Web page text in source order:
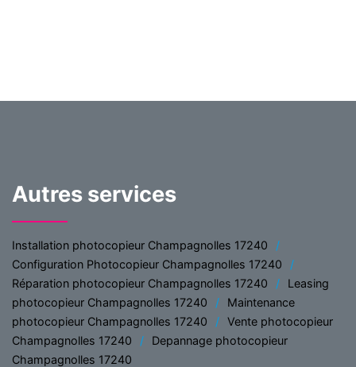
Autres services
Installation photocopieur Champagnolles 17240
Configuration Photocopieur Champagnolles 17240
Réparation photocopieur Champagnolles 17240
Leasing
photocopieur Champagnolles 17240
Maintenance
photocopieur Champagnolles 17240
Vente photocopieur
Champagnolles 17240
Depannage photocopieur
Champagnolles 17240